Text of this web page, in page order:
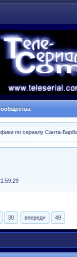
по сериалу Санта-
30 вперед» 49